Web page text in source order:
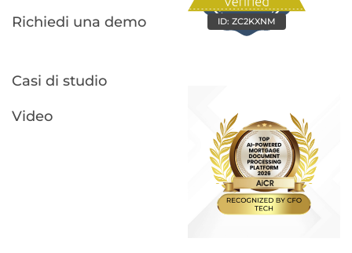
Richiedi una demo
Casi di studio
Video
ID: ZC2KXNM